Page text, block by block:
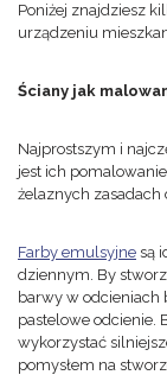
Poniżej znajdziesz
urządzeniu
Ściany jak
Najprostszym i
jest ich
żelaznych
Farby emulsyjne są
dziennym. By
barwy w odcieniach
pastelowe odcienie.
wykorzystać
pomysłem na